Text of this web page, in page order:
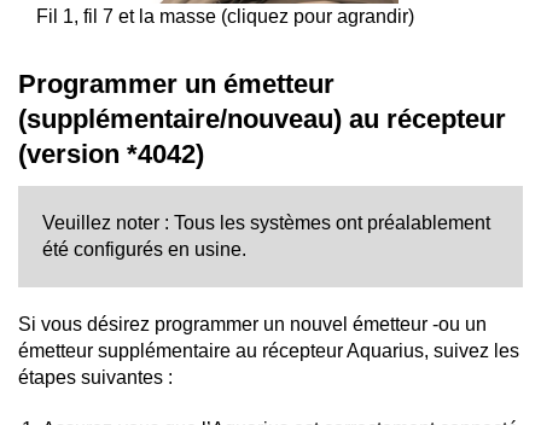
Fil 1, fil 7 et la masse (cliquez pour agrandir)
Programmer un émetteur
(supplémentaire/nouveau) au récepteur
(version *4042)
Veuillez noter : Tous les systèmes ont préalablement
été configurés en usine.
Si vous désirez programmer un nouvel émetteur -ou un
émetteur supplémentaire au récepteur Aquarius, suivez les
étapes suivantes :